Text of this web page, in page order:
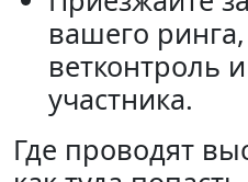
вашего
ветконтроль
участника.
Где проводят